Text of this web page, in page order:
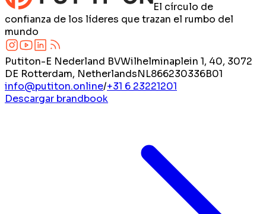
El círculo de
confianza de los líderes que trazan el rumbo del
mundo
Putiton-E Nederland BVWilhelminaplein 1, 40, 3072
DE Rotterdam, NetherlandsNL866230336B01
info@putiton.online/+31 6 23221201
Descargar brandbook